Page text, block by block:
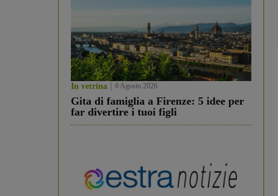
In vetrina 6 Agosto 2026
Gita di famiglia a Firenze: 5 idee per
far divertire i tuoi figli